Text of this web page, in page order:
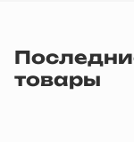
товары